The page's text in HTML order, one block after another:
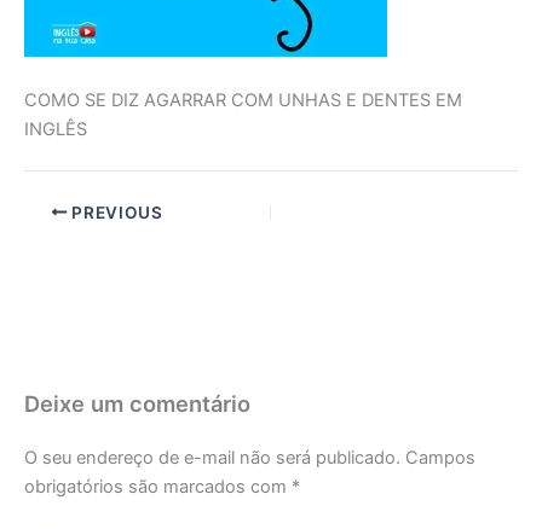
COMO SE DIZ AGARRAR COM UNHAS E DENTES EM
INGLÊS
PREVIOUS
Deixe um comentário
O seu endereço de e-mail não será publicado. Campos
obrigatórios são marcados com *